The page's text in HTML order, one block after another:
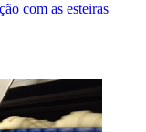
com as esteiras